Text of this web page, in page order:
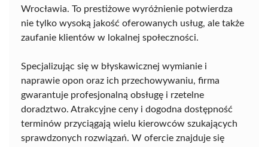
Wrocławia. To prestiżowe wyróżnienie potwierdza
nie tylko wysoką jakość oferowanych usług, ale także
zaufanie klientów w lokalnej społeczności.
Specjalizując się w błyskawicznej wymianie i
naprawie opon oraz ich przechowywaniu, firma
gwarantuje profesjonalną obsługę i rzetelne
doradztwo. Atrakcyjne ceny i dogodna dostępność
terminów przyciągają wielu kierowców szukających
sprawdzonych rozwiązań. W ofercie znajduje się